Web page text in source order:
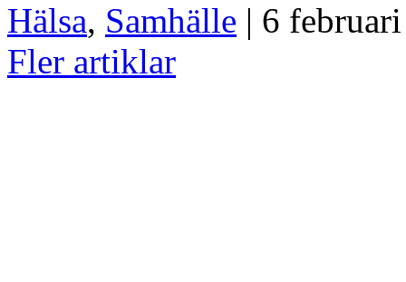
Hälsa, Samhälle | 6
Fler artiklar